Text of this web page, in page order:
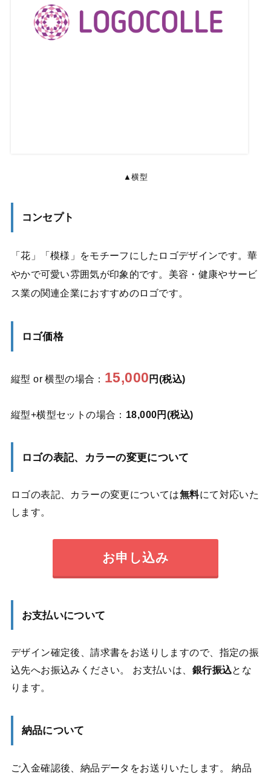
▲横型
コンセプト
「花」「模様」をモチーフにしたロゴデザインです。華
やかで可愛い雰囲気が印象的です。美容・健康やサービ
ス業の関連企業におすすめのロゴです。
ロゴ価格
縦型 or 横型の場合： 15,000 円(税込)
縦型+横型セットの場合： 18,000円(税込)
ロゴの表記、カラーの変更について
ロゴの表記、カラーの変更については無料にて対応いた
します。
お申し込み
お支払いについて
デザイン確定後、請求書をお送りしますので、指定の振
込先へお振込みください。 お支払いは、 銀行振込とな
ります。
納品について
ご入金確認後、納品データをお送りいたします。 納品